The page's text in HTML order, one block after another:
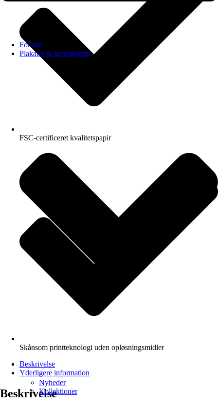
Forside
Plakater & lærredsprint
Nyheder
Kollektioner
FSC-certificeret kvalitetspapir
Skånsom printteknologi uden opløsningsmidler
Beskrivelse
Yderligere information
Beskrivelse